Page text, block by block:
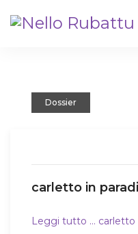
Dossier
carletto in
Leggi tutto … carletto